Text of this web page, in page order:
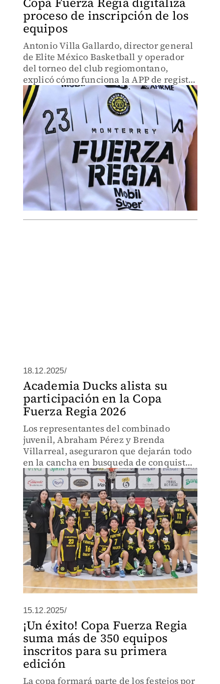
proceso de inscripción de los
equipos
Antonio Villa Gallardo, director general
de Elite México Basketball y operador
del torneo del club regiomontano,
explicó cómo funciona la APP de registro
de equipos
18.12.2025/
Academia Ducks alista su
participación en la Copa
Fuerza Regia 2026
Los representantes del combinado
juvenil, Abraham Pérez y Brenda
Villarreal, aseguraron que dejarán todo
en la cancha en busqueda de conquistar
el campeonato
15.12.2025/
¡Un éxito! Copa Fuerza Regia
suma más de 350 equipos
inscritos para su primera
edición
La copa formará parte de los festejos por